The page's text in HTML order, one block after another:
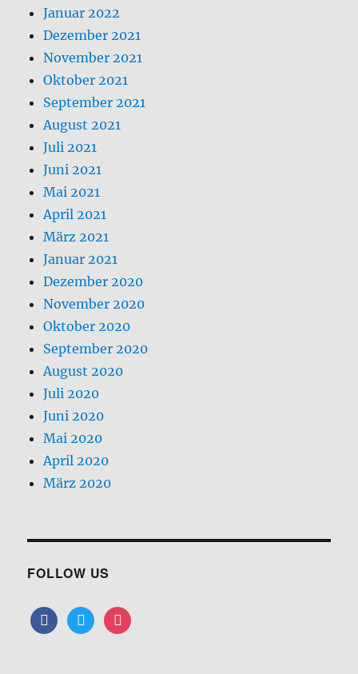
Januar 2022
Dezember 2021
November 2021
Oktober 2021
September 2021
August 2021
Juli 2021
Juni 2021
Mai 2021
April 2021
März 2021
Januar 2021
Dezember 2020
November 2020
Oktober 2020
September 2020
August 2020
Juli 2020
Juni 2020
Mai 2020
April 2020
März 2020
FOLLOW US
facebooktwitterinstagram